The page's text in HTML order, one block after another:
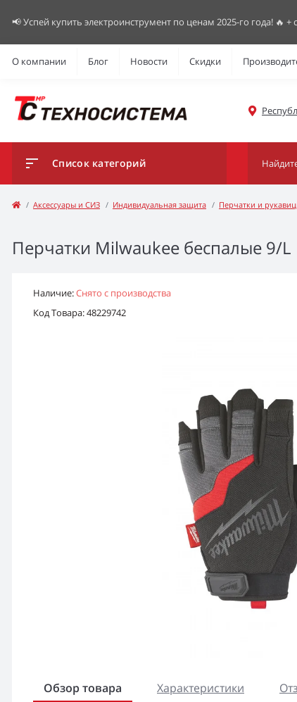
📢 Успей купить электроинструмент по ценам 2025-го года! 🔥 +
О компании Блог Новости Скидки
Список категорий
Аксессуары и СИЗ Индивидуальная защита Перчатки и
Перчатки Milwaukee беспалые 9/L
Наличие:Снято с производства
Код Товара: 48229742
Обзор товара Характеристики